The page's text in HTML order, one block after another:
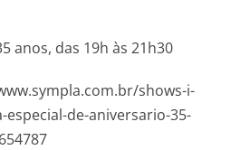
anos, das 19h às 21h30
shows-i-
especial-de-aniversario-35-